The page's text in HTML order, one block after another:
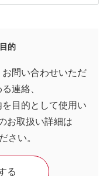
的
問い合わせいただ
連絡、
目的として使用い
お取扱い詳細は
さい。